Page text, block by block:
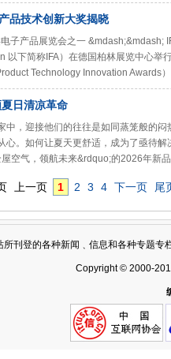
品技术创新大奖揭晓
子产品展览会之一 &mdash;&mdash;
以下简称IFA）在德国柏林展览中心举
Technology Innovation Awards
日清凉革命
中，迎接他们的往往是如同蒸笼般的
心。如何让夏天更舒适，成为了亟待
空气，领航未来&rdquo;的2026年新
上一页 1 2 3 4 下一页 尾
所刊登的各种新闻﹑信息和各种专题专
Copyright © 2000-